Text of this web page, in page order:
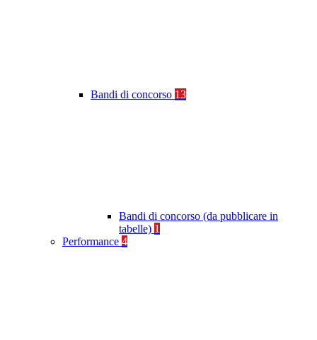
Bandi di concorso 13
Bandi di concorso (da pubblicare in
tabelle) 1
Performance 4